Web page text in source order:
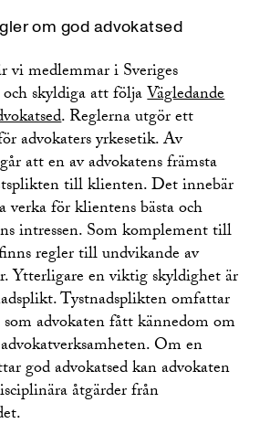
om god advokatsed
vi medlemmar i Sveriges
och skyldiga att följaVägledande
. Reglerna utgör ett
advokaters yrkesetik. Av
att en av advokatens främsta
till klienten. Det innebär
verka för klientens bästa och
intressen. Som komplement till
regler till undvikande av
Ytterligare en viktig skyldighet är
Tystnadsplikten omfattar
advokaten fått kännedom om
Om en
god advokatsed kan advokaten
åtgärder från